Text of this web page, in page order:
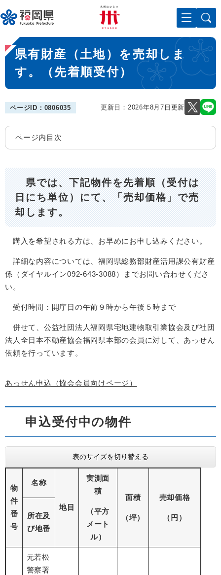
ー
ジ
先
頭
。
メニューを飛ばして本文へ
本
文
県有財産（土地）を売却しま
す。（先着順受付）
ページID：0806035 更新日：2026年8月7日更新
ページ内目次
県では、下記物件を先着順（受付は
日にち単位）にて、「売却価格」で売
却します。
購入を希望される方は、お早めにお申し込みください。
詳細な内容については、福岡県総務部財産活用課公有財産
係（ダイヤルイン092-643-3088）までお問い合わせくださ
い。
受付時間：開庁日の午前９時から午後５時まで
併せて、公益社団法人福岡県宅地建物取引業協会及び社団
法人全日本不動産協会福岡県本部の会員に対して、あっせん
依頼を行っています。
あっせん申込（協会会員向けページ）
申込受付中の物件
表のサイズを切り替える
物
件
番
号
名称
地目
実測面
積
（平方
メート
ル）
面積
（坪）
売却価格
（円）
所在及
び地番
元若松
警察署